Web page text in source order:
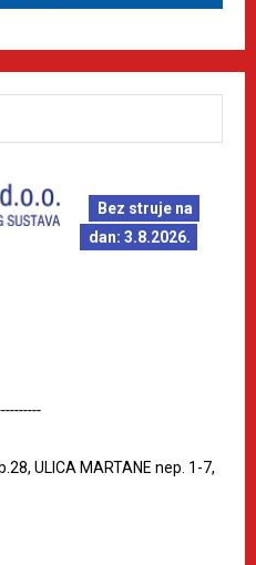
Bez struje na
dan: 3.8.2026.
ULICA MARTANE nep. 1-7,